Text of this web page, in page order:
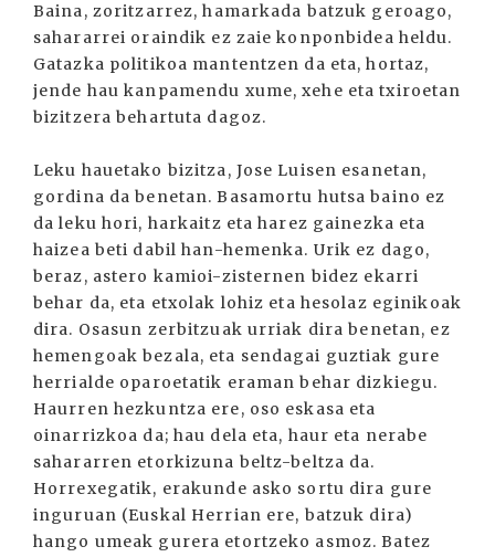
Baina, zoritzarrez, hamarkada batzuk geroago,
sahararrei oraindik ez zaie konponbidea heldu.
Gatazka politikoa mantentzen da eta, hortaz,
jende hau kanpamendu xume, xehe eta txiroetan
bizitzera behartuta dagoz.
Leku hauetako bizitza, Jose Luisen esanetan,
gordina da benetan. Basamortu hutsa baino ez
da leku hori, harkaitz eta harez gainezka eta
haizea beti dabil han-hemenka. Urik ez dago,
beraz, astero kamioi-zisternen bidez ekarri
behar da, eta etxolak lohiz eta hesolaz eginikoak
dira. Osasun zerbitzuak urriak dira benetan, ez
hemengoak bezala, eta sendagai guztiak gure
herrialde oparoetatik eraman behar dizkiegu.
Haurren hezkuntza ere, oso eskasa eta
oinarrizkoa da; hau dela eta, haur eta nerabe
sahararren etorkizuna beltz-beltza da.
Horrexegatik, erakunde asko sortu dira gure
inguruan (Euskal Herrian ere, batzuk dira)
hango umeak gurera etortzeko asmoz. Batez